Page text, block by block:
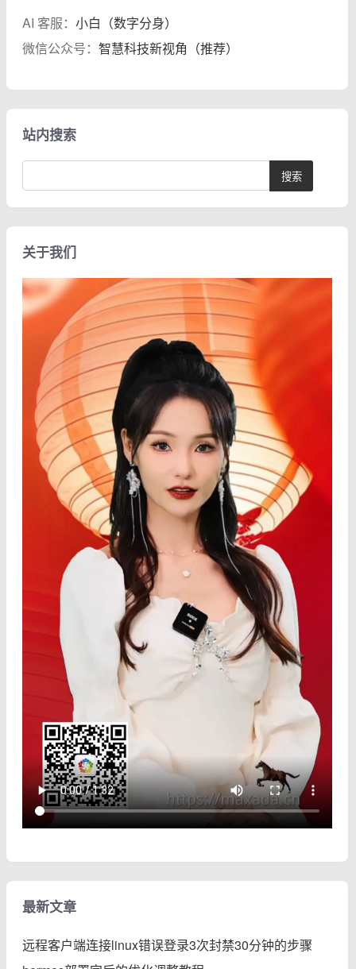
AI 客服： 小白（数字分身）
微信公众号： 智慧科技新视角（推荐）
站内搜索
关于我们
最新文章
远程客户端连接linux错误登录3次封禁30分钟的步骤